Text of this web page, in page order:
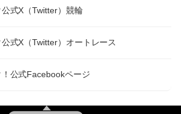
式X（Twitter）競輪
式X（Twitter）オートレース
公式Facebookページ